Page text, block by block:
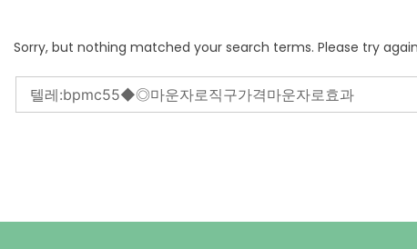
Sorry, but nothing matched your search terms. Please try